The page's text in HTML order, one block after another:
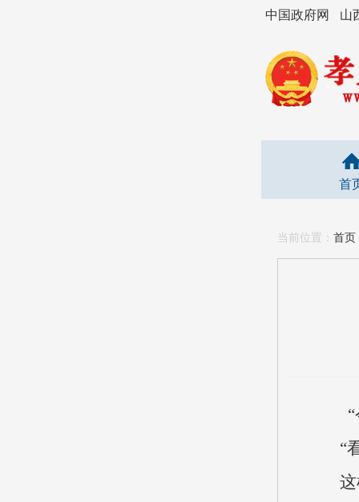
中国政府网 山
首
当前位置： 首页
“